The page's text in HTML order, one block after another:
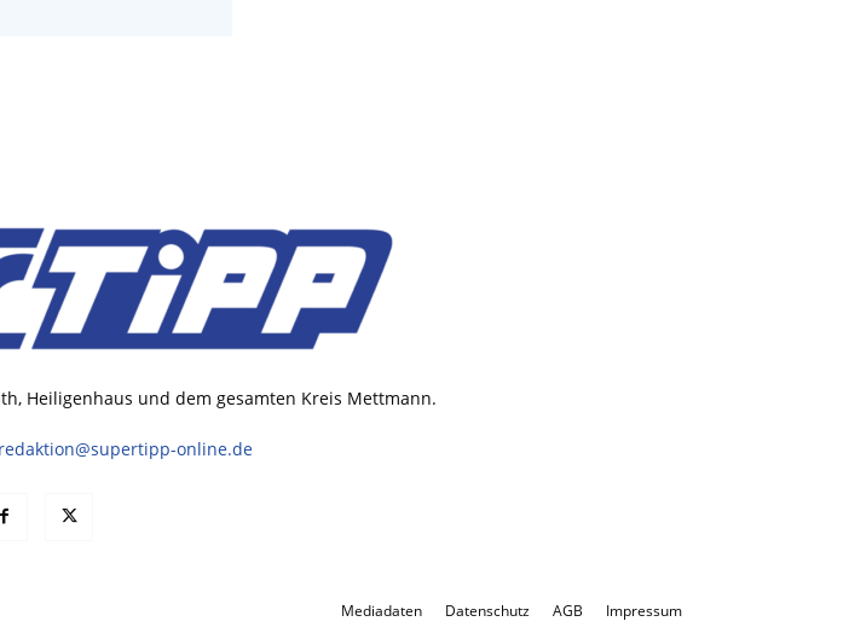
Heiligenhaus und dem gesamten Kreis Mettmann.
redaktion@supertipp-online.de
Mediadaten Datenschutz AGB Impressum